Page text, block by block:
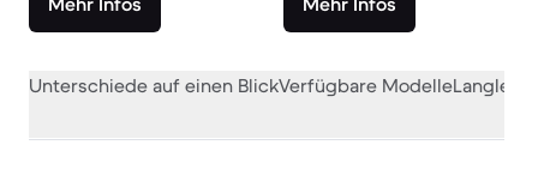
Unterschiede auf einen BlickVerfügbare Modelle